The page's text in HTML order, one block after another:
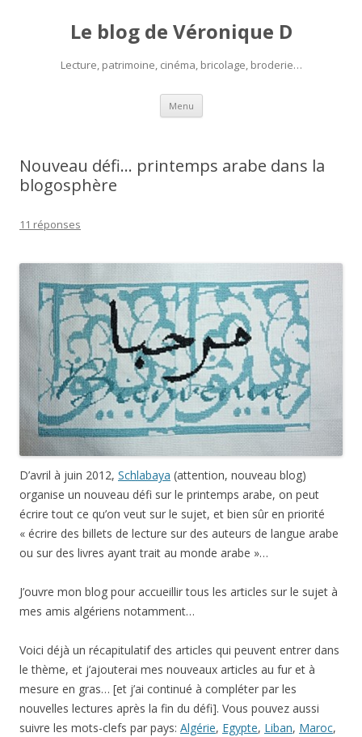
Le blog de Véronique D
Lecture, patrimoine, cinéma, bricolage, broderie…
Menu Aller
contenu
Nouveau défi… printemps arabe dans la
blogosphère
11 réponses
D’avril à juin 2012, Schlabaya (attention, nouveau blog)
organise un nouveau défi sur le printemps arabe, on peut
écrire tout ce qu’on veut sur le sujet, et bien sûr en priorité
« écrire des billets de lecture sur des auteurs de langue arabe
ou sur des livres ayant trait au monde arabe »…
J’ouvre mon blog pour accueillir tous les articles sur le sujet à
mes amis algériens notamment…
Voici déjà un récapitulatif des articles qui peuvent entrer dans
le thème, et j’ajouterai mes nouveaux articles au fur et à
mesure en gras… [et j’ai continué à compléter par les
nouvelles lectures après la fin du défi]. Vous pouvez aussi
suivre les mots-clefs par pays: Algérie, Egypte, Liban, Maroc,